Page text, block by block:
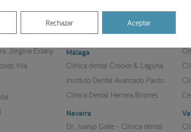
Jorgina Estany
Vila
Clínica Dental Vilaboa
Clínica Ciro
Málaga
Clínica dental Crooke & Laguna
Instituto Dental Avanzado Pardo
Clínica Dental Herrera Briones
Navarra
Dr. Juanjo Gaite - Clínica dental
Aceptar
Rechazar